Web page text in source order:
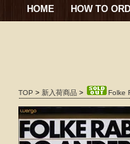
HOME HOW TO
TOP > 新入荷商品 > Folke